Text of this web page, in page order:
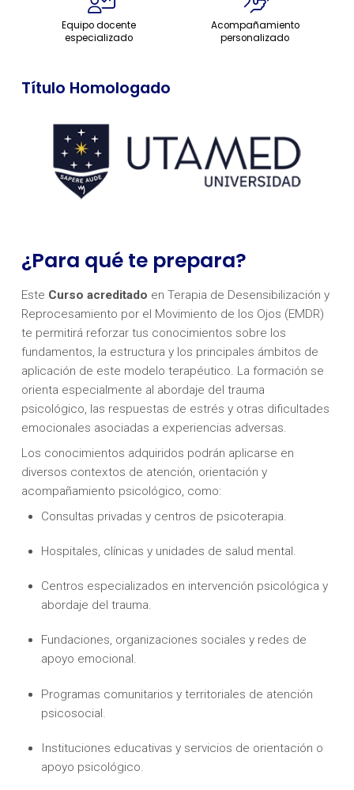
Equipo docente
especializado
Acompañamiento
personalizado
Título Homologado
¿Para qué te prepara?
Este Curso acreditado en Terapia de Desensibilización y
Reprocesamiento por el Movimiento de los Ojos (EMDR)
te permitirá reforzar tus conocimientos sobre los
fundamentos, la estructura y los principales ámbitos de
aplicación de este modelo terapéutico. La formación se
orienta especialmente al abordaje del trauma
psicológico, las respuestas de estrés y otras dificultades
emocionales asociadas a experiencias adversas.
Los conocimientos adquiridos podrán aplicarse en
diversos contextos de atención, orientación y
acompañamiento psicológico, como:
Consultas privadas y centros de psicoterapia.
Hospitales, clínicas y unidades de salud mental.
Centros especializados en intervención psicológica y
abordaje del trauma.
Fundaciones, organizaciones sociales y redes de
apoyo emocional.
Programas comunitarios y territoriales de atención
psicosocial.
Instituciones educativas y servicios de orientación o
apoyo psicológico.